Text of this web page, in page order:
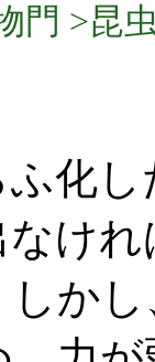
門 >昆
化
け
か